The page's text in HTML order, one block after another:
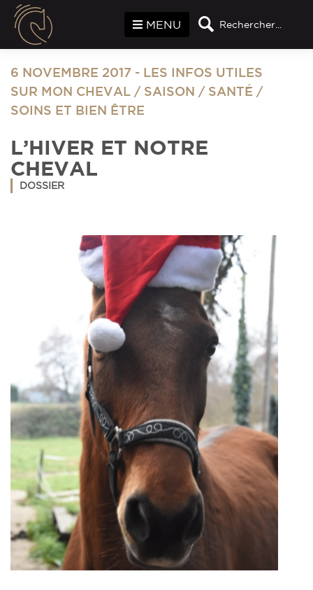
Rechercher...
MENU
6 NOVEMBRE 2017 - LES INFOS UTILES
SUR MON CHEVAL / SAISON / SANTÉ /
SOINS ET BIEN ÊTRE
L’HIVER ET NOTRE
CHEVAL
DOSSIER
Panneau de gestion des cookies